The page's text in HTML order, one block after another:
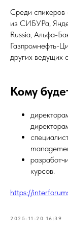
Среди спикеров
из СИБУРа,
Russia, Альфа-
Газпромнефть-
других ведущих
Кому
курсов.
https://
2025-11-20 16:39